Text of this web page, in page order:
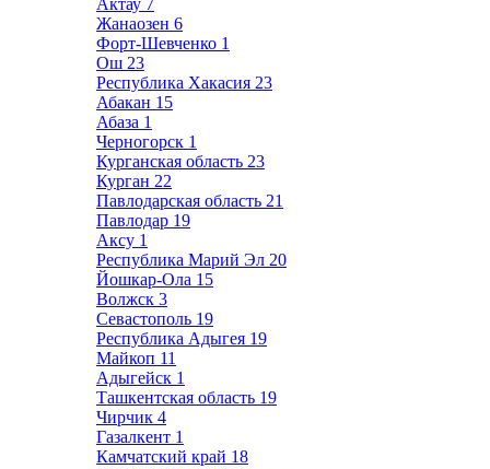
Актау 7
Жанаозен 6
Форт-Шевченко 1
Ош 23
Республика Хакасия 23
Абакан 15
Абаза 1
Черногорск 1
Курганская область 23
Курган 22
Павлодарская область 21
Павлодар 19
Аксу 1
Республика Марий Эл 20
Йошкар-Ола 15
Волжск 3
Севастополь 19
Республика Адыгея 19
Майкоп 11
Адыгейск 1
Ташкентская область 19
Чирчик 4
Газалкент 1
Камчатский край 18